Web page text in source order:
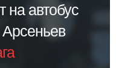
на автобус